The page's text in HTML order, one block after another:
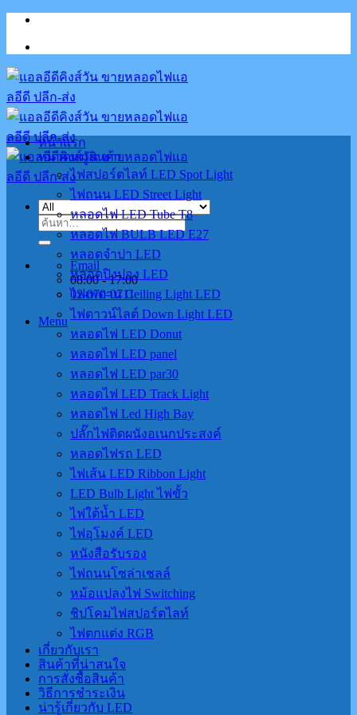
Skip
content
ค้นหา:
Email
08:00 - 17:00
02-070-0711
Menu
หน้าแรก
หมวดหมู่สินค้า
ไฟสปอร์ตไลท์ LED Spot Light
ไฟถนน LED Street Light
หลอดไฟ LED Tube T8
หลอดไฟ BULB LED E27
หลอดจำปา LED
หลอดปิงปอง LED
ไฟเพดาน Ceiling Light LED
ไฟดาวน์ไลต์ Down Light LED
หลอดไฟ LED Donut
หลอดไฟ LED panel
หลอดไฟ LED par30
หลอดไฟ LED Track Light
หลอดไฟ Led High Bay
ปลั๊กไฟติดผนังอเนกประสงค์
หลอดไฟรถ LED
ไฟเส้น LED Ribbon Light
LED Bulb Light ไฟขั้ว
ไฟใต้น้ำ LED
ไฟอุโมงค์ LED
หนังสือรับรอง
ไฟถนนโซล่าเชลล์
หม้อแปลงไฟ Switching
ชิปโคมไฟสปอร์ตไลท์
ไฟตกแต่ง RGB
เกี่ยวกับเรา
สินค้าที่น่าสนใจ
การสั่งซื้อสินค้า
วิธีการชำระเงิน
น่ารู้เกี่ยวกับ LED